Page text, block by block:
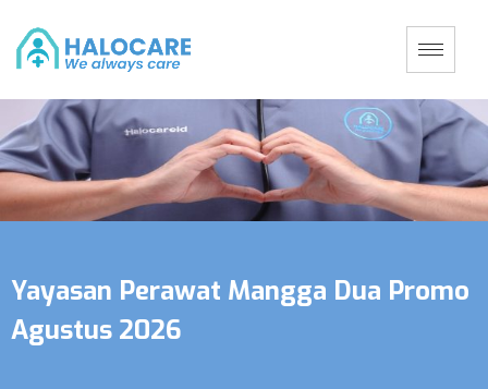
Yayasan Perawat Mangga Dua Promo
Agustus 2026